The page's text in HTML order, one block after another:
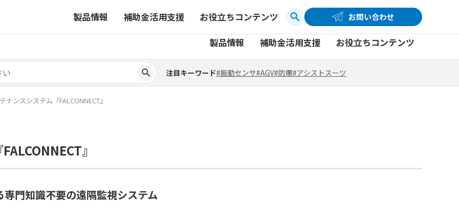
お問い合わせ
製品情報
から探す 事業から探す 製品一覧
補助金活用支援
象製品一覧 補助金ヘルプデスク
お役立ちコンテンツ
コラム 4コマ漫画でわかる取扱製品 社員ブログ
注目キーワード#振動センサ#AGV#防爆#アシストスーツ
コーポレートサイト お問い合わせ
製品情報
から探す 事業から探す 製品一覧
補助金活用支援
象製品一覧 補助金ヘルプデスク
お役立ちコンテンツ
コラム 4コマ漫画でわかる取扱製品 社員ブログ
注目キーワード#振動センサ#AGV#防爆#アシストスーツ
ナンスシステム『FALCONNECT』
』
門知識不要の遠隔監視システム